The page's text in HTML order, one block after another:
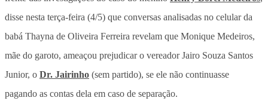
disse nesta terça-feira (4/5) que conversas analisadas no celular da
babá Thayna de Oliveira Ferreira revelam que Monique Medeiros,
mãe do garoto, ameaçou prejudicar o vereador Jairo Souza Santos
Junior, o Dr. Jairinho (sem partido), se ele não continuasse
pagando as contas dela em caso de separação.